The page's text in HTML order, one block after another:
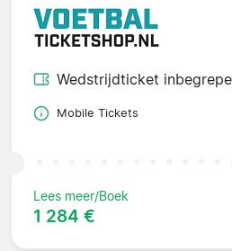
Wedstrijdticket
Mobile Tickets
Lees meer/Boek
1 284 €